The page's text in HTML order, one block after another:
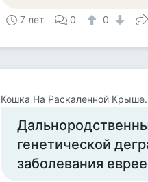
7 лет 0 0
Кошка На Раскаленной Крыше.
генетической
заболевания